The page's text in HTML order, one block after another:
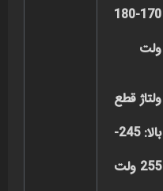
170-180
ولت
ولتاژ قطع
بالا: 245-
255 ولت